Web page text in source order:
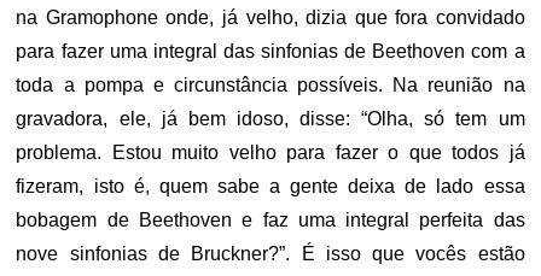
na Gramophone onde, já velho, dizia que fora convidado
para fazer uma integral das sinfonias de Beethoven com a
toda a pompa e circunstância possíveis. Na reunião na
gravadora, ele, já bem idoso, disse: “Olha, só tem um
problema. Estou muito velho para fazer o que todos já
fizeram, isto é, quem sabe a gente deixa de lado essa
bobagem de Beethoven e faz uma integral perfeita das
nove sinfonias de Bruckner?”. É isso que vocês estão